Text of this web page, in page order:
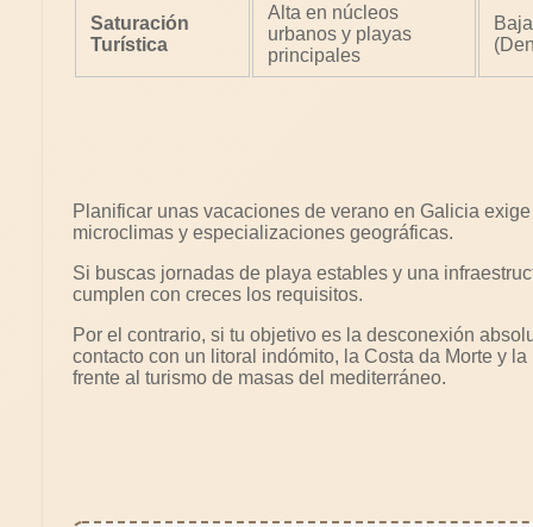
Saturación
Turística
Alta en núcleos
urbanos y playas
principales
Planificar unas vacaciones de verano en Galicia
microclimas y especializaciones geográficas.
Si buscas jornadas de playa estables y una
cumplen con creces los requisitos.
Por el contrario, si tu objetivo es la desconexión
contacto con un litoral indómito, la Costa da Morte y
frente al turismo de masas del mediterráneo.